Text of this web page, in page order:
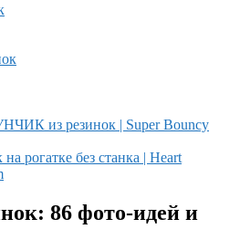
из резинок | Super Bouncy
рогатке без станка | Heart
86 фото-идей и